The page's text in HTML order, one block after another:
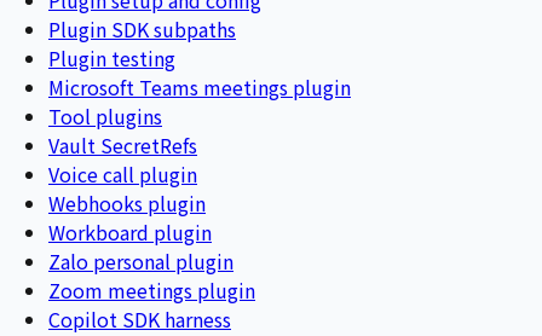
Plugin SDK subpaths
Plugin testing
Microsoft Teams meetings plugin
Tool plugins
Vault SecretRefs
Voice call plugin
Webhooks plugin
Workboard plugin
Zalo personal plugin
Zoom meetings plugin
Copilot SDK harness